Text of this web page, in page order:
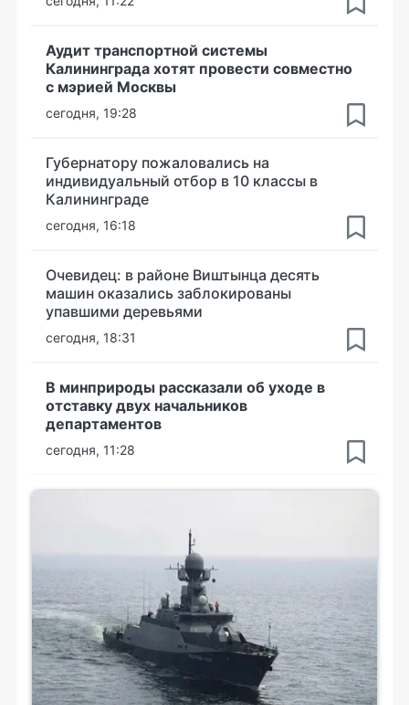
Аудит транспортной системы
Калининграда хотят провести совместно
с мэрией Москвы
сегодня, 19:28
Губернатору пожаловались на
индивидуальный отбор в 10 классы в
Калининграде
сегодня, 16:18
Очевидец: в районе Виштынца десять
машин оказались заблокированы
упавшими деревьями
сегодня, 18:31
В минприроды рассказали об уходе в
отставку двух начальников
департаментов
сегодня, 11:28